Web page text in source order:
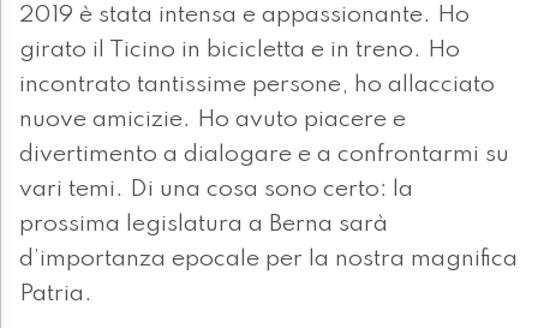
2019 è stata intensa e appassionante. Ho
girato il Ticino in bicicletta e in treno. Ho
incontrato tantissime persone, ho allacciato
nuove amicizie. Ho avuto piacere e
divertimento a dialogare e a confrontarmi su
vari temi. Di una cosa sono certo: la
prossima legislatura a Berna sarà
d’importanza epocale per la nostra magnifica
Patria.